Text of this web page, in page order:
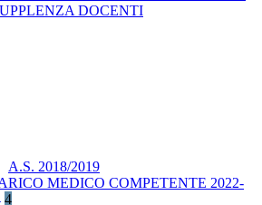
DOCENTI
A.S. 2018/2019
MEDICO COMPETENTE 2022-
4